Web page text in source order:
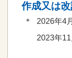
作成又は改
＊
2026年4
2023年